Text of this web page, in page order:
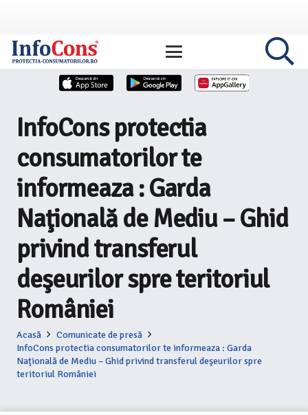
InfoCons protectia
consumatorilor te
informeaza : Garda
Naţională de Mediu – Ghid
privind transferul
deşeurilor spre teritoriul
României
Acasă
Comunicate de presă
InfoCons protectia consumatorilor te informeaza : Garda
Naţională de Mediu – Ghid privind transferul deşeurilor spre
teritoriul României